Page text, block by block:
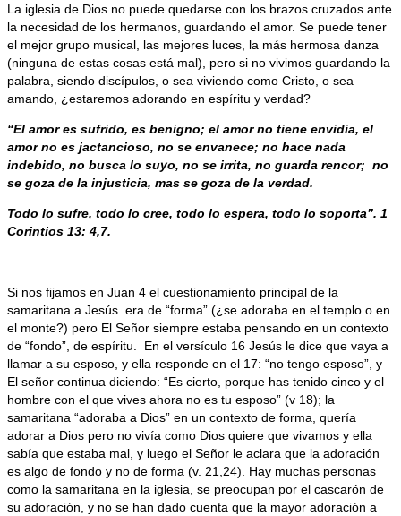
La iglesia de Dios no puede quedarse con los brazos cruzados ante
la necesidad de los hermanos, guardando el amor. Se puede tener
el mejor grupo musical, las mejores luces, la más hermosa danza
(ninguna de estas cosas está mal), pero si no vivimos guardando la
palabra, siendo discípulos, o sea viviendo como Cristo, o sea
amando, ¿estaremos adorando en espíritu y verdad?
“El amor es sufrido, es benigno; el amor no tiene envidia, el
amor no es jactancioso, no se envanece; no hace nada
indebido, no busca lo suyo, no se irrita, no guarda rencor; no
se goza de la injusticia, mas se goza de la verdad.
Todo lo sufre, todo lo cree, todo lo espera, todo lo soporta”. 1
Corintios 13: 4,7.
Si nos fijamos en Juan 4 el cuestionamiento principal de la
samaritana a Jesús era de “forma” (¿se adoraba en el templo o en
el monte?) pero El Señor siempre estaba pensando en un contexto
de “fondo”, de espíritu. En el versículo 16 Jesús le dice que vaya a
llamar a su esposo, y ella responde en el 17: “no tengo esposo”, y
El señor continua diciendo: “Es cierto, porque has tenido cinco y el
hombre con el que vives ahora no es tu esposo” (v 18); la
samaritana “adoraba a Dios” en un contexto de forma, quería
adorar a Dios pero no vivía como Dios quiere que vivamos y ella
sabía que estaba mal, y luego el Señor le aclara que la adoración
es algo de fondo y no de forma (v. 21,24). Hay muchas personas
como la samaritana en la iglesia, se preocupan por el cascarón de
su adoración, y no se han dado cuenta que la mayor adoración a